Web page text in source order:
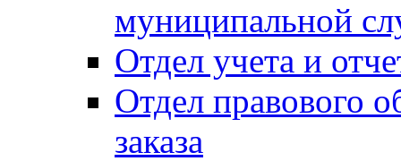
муниципальной
Отдел учета и
Отдел правового
заказа